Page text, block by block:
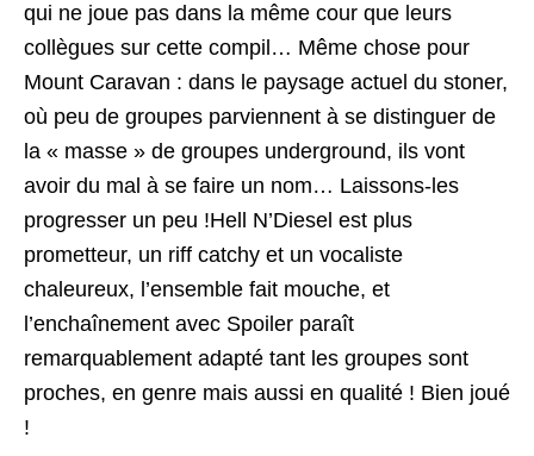
qui ne joue pas dans la même cour que leurs
collègues sur cette compil… Même chose pour
Mount Caravan : dans le paysage actuel du stoner,
où peu de groupes parviennent à se distinguer de
la « masse » de groupes underground, ils vont
avoir du mal à se faire un nom… Laissons-les
progresser un peu !Hell N’Diesel est plus
prometteur, un riff catchy et un vocaliste
chaleureux, l’ensemble fait mouche, et
l’enchaînement avec Spoiler paraît
remarquablement adapté tant les groupes sont
proches, en genre mais aussi en qualité ! Bien joué
!